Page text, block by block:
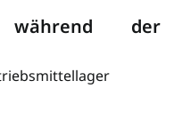
während der